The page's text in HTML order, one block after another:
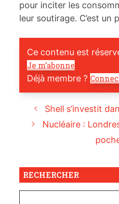
pour inciter les
leur soutirage. C’est un
Ce contenu est
Je m’abonne
Déjà membre ?
Shell s’investit
Nucléaire :
RECHERCHER